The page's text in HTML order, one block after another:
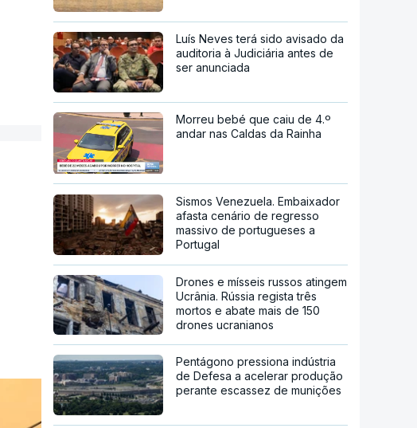
Luís Neves terá sido avisado da
auditoria à Judiciária antes de
ser anunciada
Morreu bebé que caiu de 4.º
andar nas Caldas da Rainha
Sismos Venezuela. Embaixador
afasta cenário de regresso
massivo de portugueses a
Portugal
Drones e mísseis russos atingem
Ucrânia. Rússia regista três
mortos e abate mais de 150
drones ucranianos
Pentágono pressiona indústria
de Defesa a acelerar produção
perante escassez de munições